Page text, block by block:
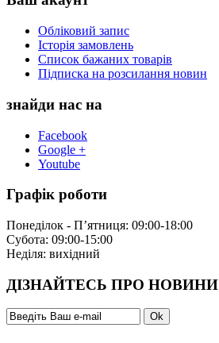
Обліковий запис
Історія замовлень
Список бажаних товарів
Підписка на розсилання новин
знайди нас на
Facebook
Google +
Youtube
Графік роботи
Понеділок - П’ятниця: 09:00-18:00
Субота: 09:00-15:00
Неділя: вихідний
ДІЗНАЙТЕСЬ ПРО НОВИНИ